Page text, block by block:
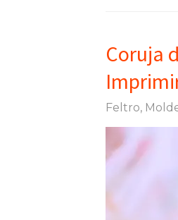
Coruja
Feltro,